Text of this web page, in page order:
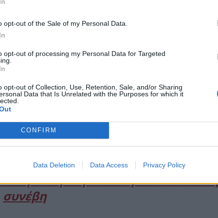
opt-out of the Sale of my Personal Data.
opt-out of processing my Personal Data for Targeted
opt-out of Collection, Use, Retention, Sale, and/or Sharing
Data that Is Unrelated with the Purposes for which it
CONFIRM
Data Deletion Data Access Privacy Policy
Κάννες θα έχει πολύ σύντομη διάρκεια, καθώς θα
για την εμφάνισή της στο κόκκινο χαλί του
στη Μαδρίτη – To απρόοπτο που
συνέβη